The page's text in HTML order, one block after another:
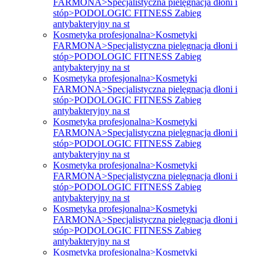
stóp>PODOLOGIC FITNESS Zabieg
antybakteryjny na st
Kosmetyka profesjonalna>Kosmetyki
FARMONA>Specjalistyczna pielęgnacja dłoni i
stóp>PODOLOGIC FITNESS Zabieg
antybakteryjny na st
Kosmetyka profesjonalna>Kosmetyki
FARMONA>Specjalistyczna pielęgnacja dłoni i
stóp>PODOLOGIC FITNESS Zabieg
antybakteryjny na st
Kosmetyka profesjonalna>Kosmetyki
FARMONA>Specjalistyczna pielęgnacja dłoni i
stóp>PODOLOGIC FITNESS Zabieg
antybakteryjny na st
Kosmetyka profesjonalna>Kosmetyki
FARMONA>Specjalistyczna pielęgnacja dłoni i
stóp>PODOLOGIC FITNESS Zabieg
antybakteryjny na st
Kosmetyka profesjonalna>Kosmetyki
FARMONA>Specjalistyczna pielęgnacja dłoni i
stóp>PODOLOGIC FITNESS Zabieg
antybakteryjny na st
Kosmetyka profesjonalna>Kosmetyki